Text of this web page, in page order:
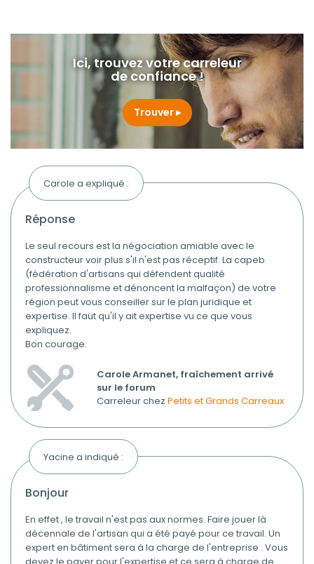
Ici, trouvez votre carreleur
de confiance !
Trouver
Carole a expliqué :
réponse
Le seul recours est la négociation amiable avec le
constructeur voir plus s'il n'est pas réceptif. La capeb
(fédération d'artisans qui défendent qualité
professionnalisme et dénoncent la malfaçon) de votre
région peut vous conseiller sur le plan juridique et
expertise. Il faut qu'il y ait expertise vu ce que vous
expliquez.
Bon courage.
Carole Armanet, fraîchement arrivé
sur le forum
Carreleur chez Petits et Grands Carreaux
Yacine a indiqué :
bonjour
En effet , le travail n'est pas aux normes. Faire jouer là
décennale de l'artisan qui a été payé pour ce travail. Un
expert en bâtiment sera à la charge de l'entreprise . Vous
devez le payer pour l'expertise et ce sera à charge de